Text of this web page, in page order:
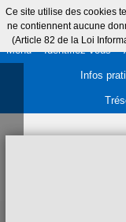
Ce site utilise des cookies
ne contiennent aucune
(Article 82 de la Loi
Menu Identifiez-vous
Infos